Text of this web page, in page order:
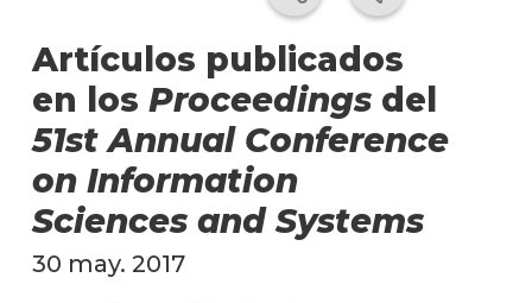
Artículos publicados
en los Proceedingsdel
51st Annual Conference
on Information
Sciences and Systems
30 may. 2017